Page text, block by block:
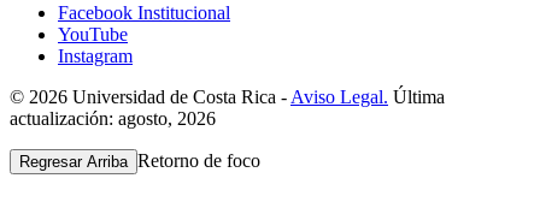
Facebook Institucional
YouTube
Instagram
© 2026 Universidad de Costa Rica - Aviso Legal. Última
actualización: agosto, 2026
Regresar Arriba Retorno de foco